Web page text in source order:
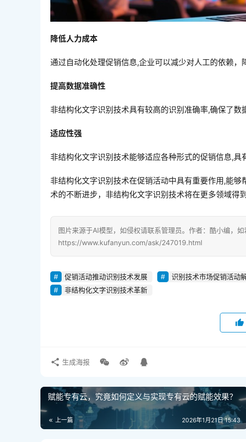
降低人力成本
通过自动化处理促销信息,企业可以减少对人工的依赖，
提高数据准确性
非结构化文字识别技术具有较高的识别准确率,确保了数
适应性强
非结构化文字识别技术能够适应各种形式的促销信息,具
非结构化文字识别技术在促销活动中具有重要作用,能
术的不断进步，非结构化文字识别技术将在更多领域得
图片来源于AI模型，如侵权请联系管理员。作者：酷小编，如
https://www.kufanyun.com/ask/247019.html
促销活动推动识别技术发展 识别技术市场促销活动
非结构化文字识别技术革新
生成海报
赋能专有云，究竟如何定义与实现专有云的赋能效果？
上一篇 2026年1月21日 15:43